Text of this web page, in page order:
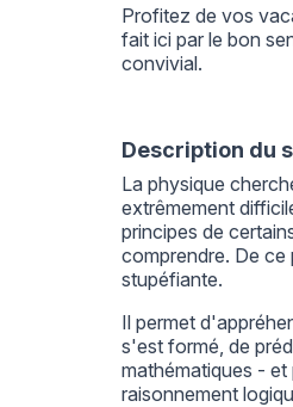
Profitez de vos
fait ici par le bon
convivial.
Description du
La physique
extrêmement
principes de
comprendre. De ce
stupéfiante.
Il permet
s'est formé, de
mathématiques -
raisonnement